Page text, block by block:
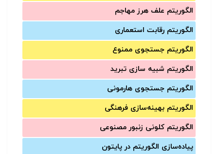
الگوریتم علف هرز مهاجم
الگوریتم رقابت استعماری
الگوریتم جستجوی ممنوع
الگوریتم شبیه سازی تبرید
الگوریتم جستجوی هارمونی
الگوریتم بهینه‌سازی فرهنگی
الگوریتم کلونی زنبور مصنوعی
پیاده‌سازی الگوریتم در پایتون